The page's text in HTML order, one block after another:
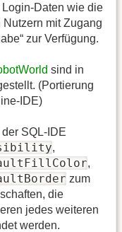
Daten wie die
mit Zugang
zur Verfügung.
sind in
(Portierung
IDE)
SQL-IDE
,
,
zum
die
jedes weiteren
werden.